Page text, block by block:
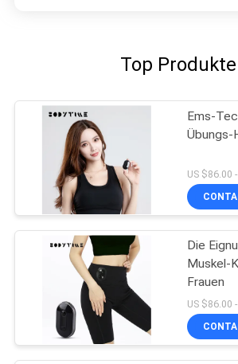
Top Produkte
Ems-
Übungs-
Die
Muskel-
Frauen